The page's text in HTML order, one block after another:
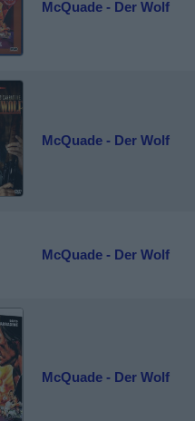
McQuade - Der Wolf
McQuade - Der Wolf
McQuade - Der Wolf
McQuade - Der Wolf